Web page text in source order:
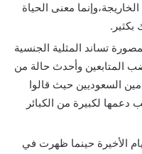
معنى الحياة
تساند المثلية الجنسية
المتابعين وأحدث حالة من
السعوديين حيث قالوا
دعمها لكبيرة من الكبائر
الأخيرة حينما ظهرت في